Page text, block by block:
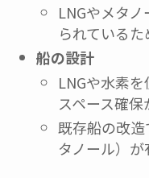
LNGやメタ
られているた
船の設計
LNGや水素
スペース確保
既存船の改
タノール）が